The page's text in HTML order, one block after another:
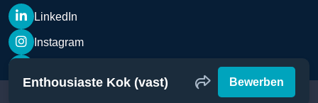
Enthousiaste Kok (vast) Bewerben
LinkedIn
Instagram
@Copyright Vacatureshulp 2026